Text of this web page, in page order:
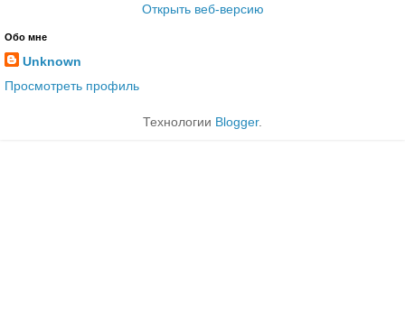
Открыть веб-версию
Обо мне
Unknown
Просмотреть профиль
Технологии Blogger.